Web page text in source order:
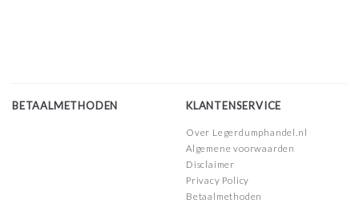
BETAALMETHODEN KLANTENSERVICE
Over Legerdumphandel.nl
Algemene voorwaarden
Disclaimer
Privacy Policy
Betaalmethoden